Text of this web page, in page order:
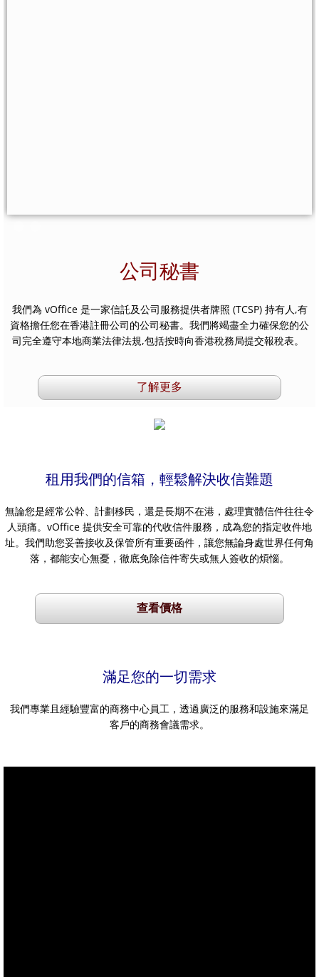
公司秘書
我們為 vOffice 是一家信託及公司服務提供者牌照 (TCSP) 持有人,有
資格擔任您在香港註冊公司的公司秘書。我們將竭盡全力確保您的公
司完全遵守本地商業法律法規,包括按時向香港稅務局提交報稅表。
了解更多
租用我們的信箱，輕鬆解決收信難題
無論您是經常公幹、計劃移民，還是長期不在港，處理實體信件往往令
人頭痛。vOffice 提供安全可靠的代收信件服務，成為您的指定收件地
址。我們助您妥善接收及保管所有重要函件，讓您無論身處世界任何角
落，都能安心無憂，徹底免除信件寄失或無人簽收的煩惱。
查看價格
滿足您的一切需求
我們專業且經驗豐富的商務中心員工，透過廣泛的服務和設施來滿足
客戶的商務會議需求。